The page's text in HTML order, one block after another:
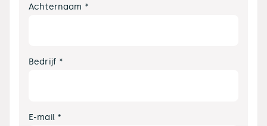
Achternaam *
Bedrijf *
E-mail *